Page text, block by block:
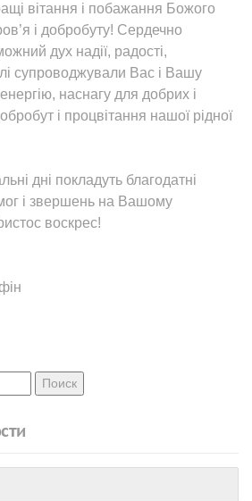
вітання і побажання Божого
і добробуту! Сердечно
дух надії, радості,
супроводжували Вас і Вашу
наснагу для добрих і
і процвітання нашої рідної
дні покладуть благодатні
і звершень на Вашому
воскрес!